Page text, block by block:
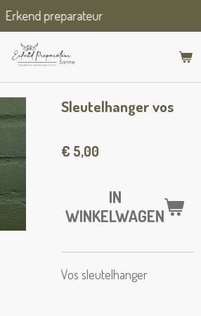
Erkend preparateur
Sleutelhanger vos
€ 5,00
IN
WINKELWAGEN
Vos sleutelhanger